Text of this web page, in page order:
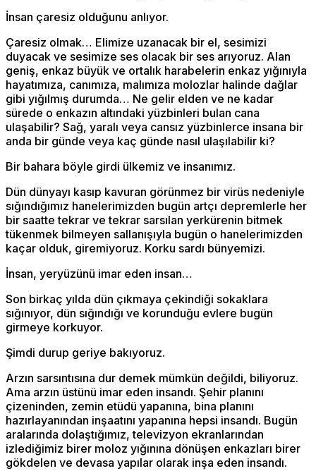
İnsan çaresiz olduğunu anlıyor.
Çaresiz olmak… Elimize uzanacak bir el, sesimizi
duyacak ve sesimize ses olacak bir ses arıyoruz. Alan
geniş, enkaz büyük ve ortalık harabelerin enkaz yığınıyla
hayatımıza, canımıza, malımıza molozlar halinde dağlar
gibi yığılmış durumda… Ne gelir elden ve ne kadar
sürede o enkazın altındaki yüzbinleri bulan cana
ulaşabilir? Sağ, yaralı veya cansız yüzbinlerce insana bir
anda bir günde veya kaç günde nasıl ulaşılabilir ki?
Bir bahara böyle girdi ülkemiz ve insanımız.
Dün dünyayı kasıp kavuran görünmez bir virüs nedeniyle
sığındığımız hanelerimizden bugün artçı depremlerle her
bir saatte tekrar ve tekrar sarsılan yerkürenin bitmek
tükenmek bilmeyen sallanışıyla bugün o hanelerimizden
kaçar olduk, giremiyoruz. Korku sardı bünyemizi.
İnsan, yeryüzünü imar eden insan…
Son birkaç yılda dün çıkmaya çekindiği sokaklara
sığınıyor, dün sığındığı ve korunduğu evlere bugün
girmeye korkuyor.
Şimdi durup geriye bakıyoruz.
Arzın sarsıntısına dur demek mümkün değildi, biliyoruz.
Ama arzın üstünü imar eden insandı. Şehir planını
çizeninden, zemin etüdü yapanına, bina planını
hazırlayanından inşaatını yapanına hepsi insandı. Bugün
aralarında dolaştığımız, televizyon ekranlarından
izlediğimiz birer moloz yığınına dönüşen enkazları birer
gökdelen ve devasa yapılar olarak inşa eden insandı.